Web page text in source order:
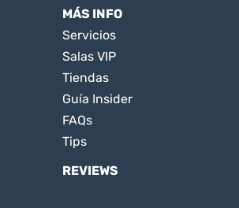
MÁS INFO
Servicios
Salas VIP
Tiendas
Guía Insider
FAQs
Tips
REVIEWS